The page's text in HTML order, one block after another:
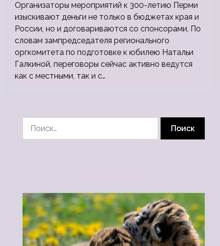
Организаторы мероприятий к 300-летию Перми
изыскивают деньги не только в бюджетах края и
России, но и договариваются со спонсорами. По
словам зампредседателя регионального
оргкомитета по подготовке к юбилею Натальи
Галкиной, переговоры сейчас активно ведутся
как с местными, так и с…